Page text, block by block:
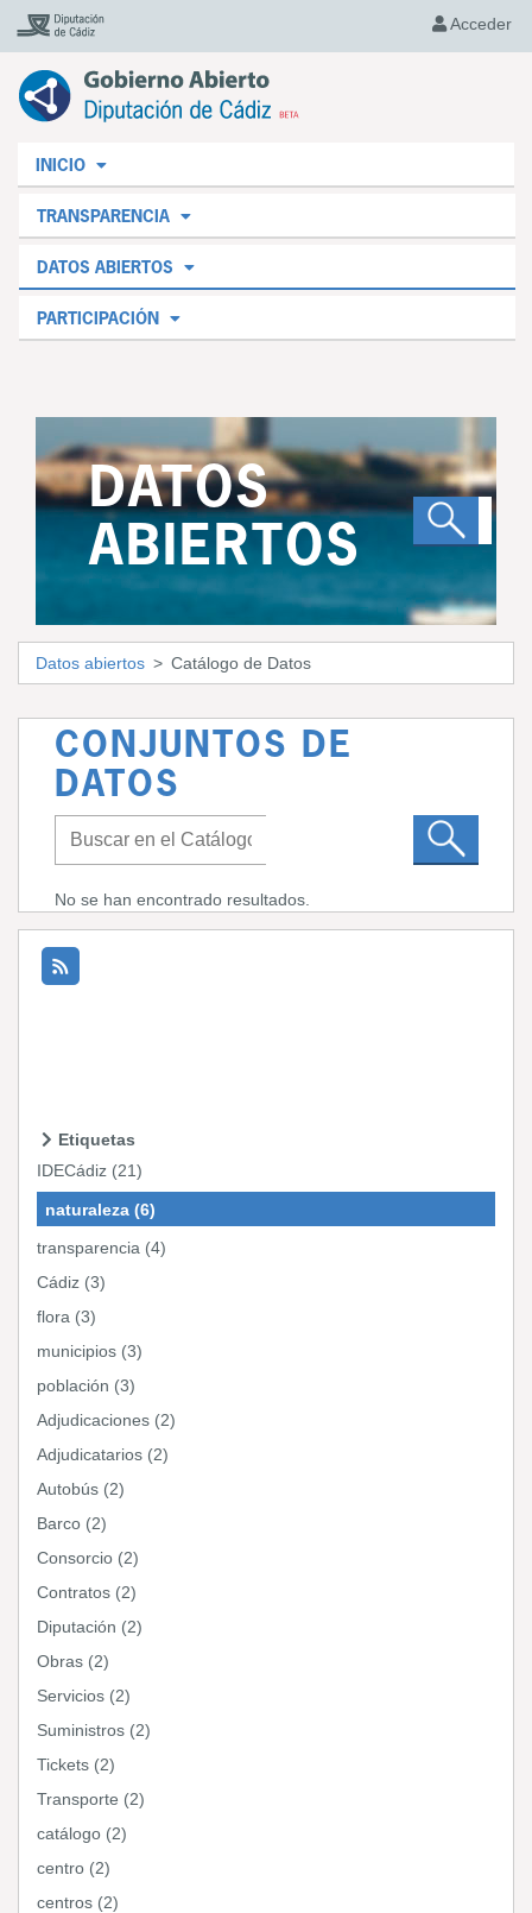
Acceder
INICIO
TRANSPARENCIA
DATOS ABIERTOS
PARTICIPACIÓN
DATOS
ABIERTOS
Datos abiertos Catálogo de Datos
CONJUNTOS DE
DATOS
No se han encontrado resultados.
Etiquetas
IDECádiz (21)
naturaleza (6)
transparencia (4)
Cádiz (3)
flora (3)
municipios (3)
población (3)
Adjudicaciones (2)
Adjudicatarios (2)
Autobús (2)
Barco (2)
Consorcio (2)
Contratos (2)
Diputación (2)
Obras (2)
Servicios (2)
Suministros (2)
Tickets (2)
Transporte (2)
catálogo (2)
centro (2)
centros (2)